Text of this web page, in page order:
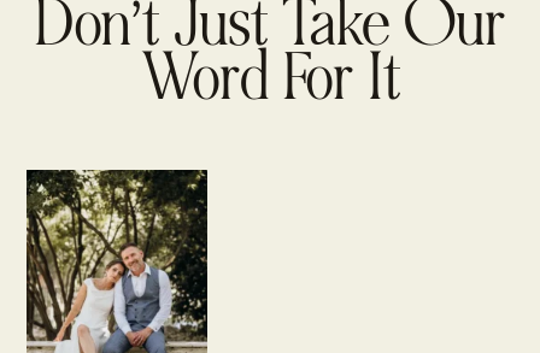
Don’t Just Take Our
Word For It